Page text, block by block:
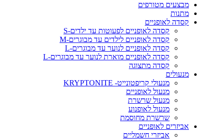
מבצעים מטורפים
מתנות
קסדה לאופניים
קסדה לאופניים לפעוטות עד ילדים-S
קסדה לאופניים לילדים עד מבוגרים-M
קסדה לאופניים לנוער עד מבוגרים-L
קסדה לאופניים מוארת לנוער עד מבוגרים-L
קסדה מתצוגה
מנעולים
מנעולי קריפטונייט- KRYPTONITE
מנעול לאופניים
מנעול שרשרת
מנעול לאופנוע
שרשרת מחוסמת
אביזרים לאופניים
אביזרי חשמליים